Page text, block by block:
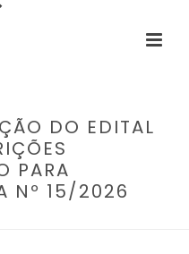
DO EDITAL
PARA
Nº 15/2026